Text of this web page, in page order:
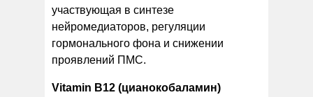
участвующая в синтезе
нейромедиаторов, регуляции
гормонального фона и снижении
проявлений ПМС.
Vitamin B12 (цианокобаламин)